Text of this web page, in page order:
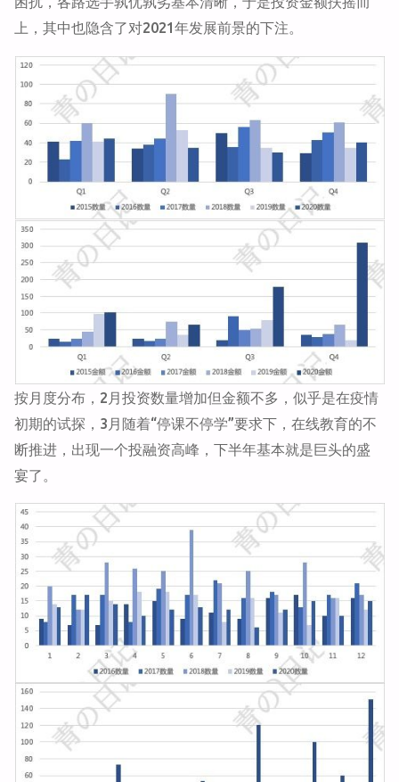
上，其中也隐含了对2021年发展前景的下注。
按月度分布，2月投资数量增加但金额不多，似乎是在疫情
初期的试探，3月随着“停课不停学”要求下，在线教育的不
断推进，出现一个投融资高峰，下半年基本就是巨头的盛
宴了。